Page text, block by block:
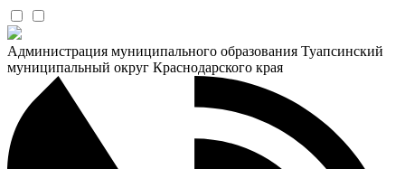
Администрация муниципального образования Туапсинский
муниципальный округ Краснодарского края